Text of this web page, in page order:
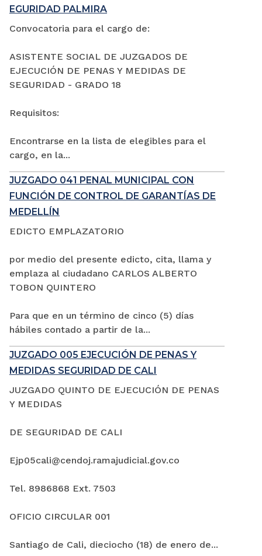
EGURIDAD PALMIRA
Convocatoria para el cargo de:
ASISTENTE SOCIAL DE JUZGADOS DE
EJECUCIÓN DE PENAS Y MEDIDAS DE
SEGURIDAD - GRADO 18
Requisitos:
Encontrarse en la lista de elegibles para el
cargo, en la...
JUZGADO 041 PENAL MUNICIPAL CON
FUNCIÓN DE CONTROL DE GARANTÍAS DE
MEDELLÍN
EDICTO EMPLAZATORIO
por medio del presente edicto, cita, llama y
emplaza al ciudadano CARLOS ALBERTO
TOBON QUINTERO
Para que en un término de cinco (5) días
hábiles contado a partir de la...
JUZGADO 005 EJECUCIÓN DE PENAS Y
MEDIDAS SEGURIDAD DE CALI
JUZGADO QUINTO DE EJECUCIÓN DE PENAS
Y MEDIDAS
DE SEGURIDAD DE CALI
Ejp05cali@cendoj.ramajudicial.gov.co
Tel. 8986868 Ext. 7503
OFICIO CIRCULAR 001
Santiago de Cali, dieciocho (18) de enero de...